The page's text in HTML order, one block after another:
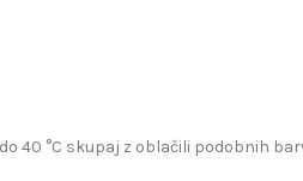
40 °C skupaj z oblačili podobnih